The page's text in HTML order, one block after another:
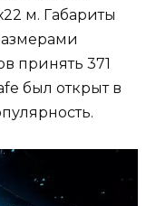
м. Габариты
принять 371
был открыт в